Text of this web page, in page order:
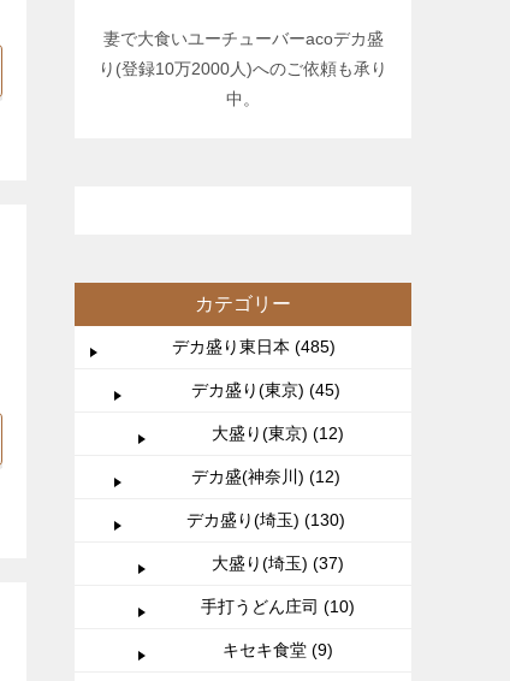
妻で大食いユーチューバーacoデカ盛
り(登録10万2000人)へのご依頼も承り
中。
カテゴリー
デカ盛り東日本 (485)
デカ盛り(東京) (45)
大盛り(東京) (12)
デカ盛(神奈川) (12)
デカ盛り(埼玉) (130)
大盛り(埼玉) (37)
手打うどん庄司 (10)
キセキ食堂 (9)